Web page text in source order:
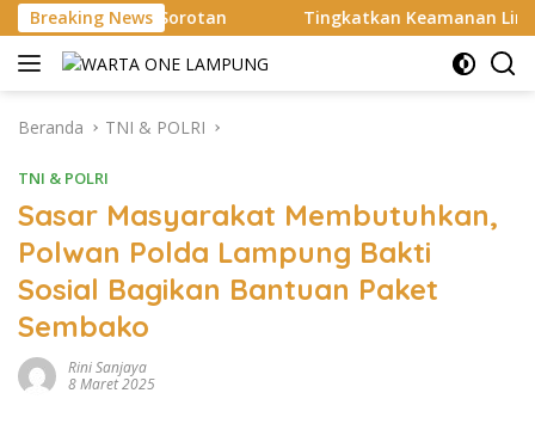
Langsung
ke
konten
Breaking News
Sorotan Tingkatkan Keamanan Lingkungan, Polsek
Beranda TNI & POLRI
TNI & POLRI
Sasar Masyarakat Membutuhkan,
Polwan Polda Lampung Bakti
Sosial Bagikan Bantuan Paket
Sembako
Rini Sanjaya
8 Maret 2025